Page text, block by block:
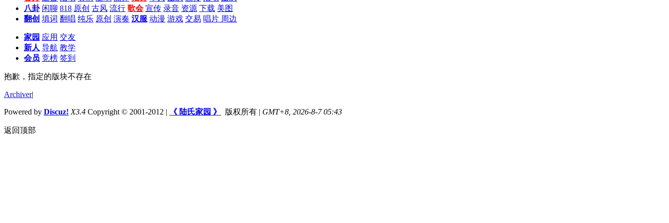
八卦 闲聊 818 原创 古风 流行 歌会 宣传 录音 资源 下载 美图
翻创 填词 翻唱 纯乐 原创 演奏 汉服 动漫 游戏 交易 唱片 周边
家园 应用 交友
新人 导航 教学
会员 竞榜 签到
抱歉，指定的版块不存在
Archiver|
Powered by Discuz! X3.4 Copyright © 2001-2012 | 《 陆氏家园 》 版权所有 | GMT+8, 2026-8-7 05:43
返回顶部